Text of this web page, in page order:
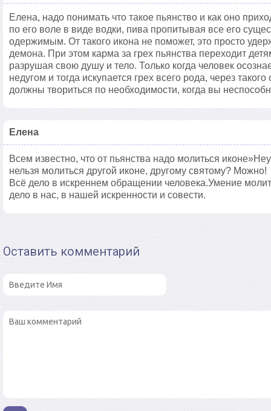
Елена, надо понимать что такое пьянство и как оно
по его воле в виде водки, пива пропитывая все его
одержимым. От такого икона не поможет, это просто
демона. При этом карма за грех пьянства переходит
разрушая свою душу и тело. Только когда человек
недугом и тогда искупается грех всего рода, через
должны твориться по необходимости, когда вы
Елена
Всем известно, что от пьянства надо молиться
нельзя молиться другой иконе, другому святому? Можно!
Всё дело в искреннем обращении человека.Умение
дело в нас, в нашей искренности и совести.
Оставить комментарий